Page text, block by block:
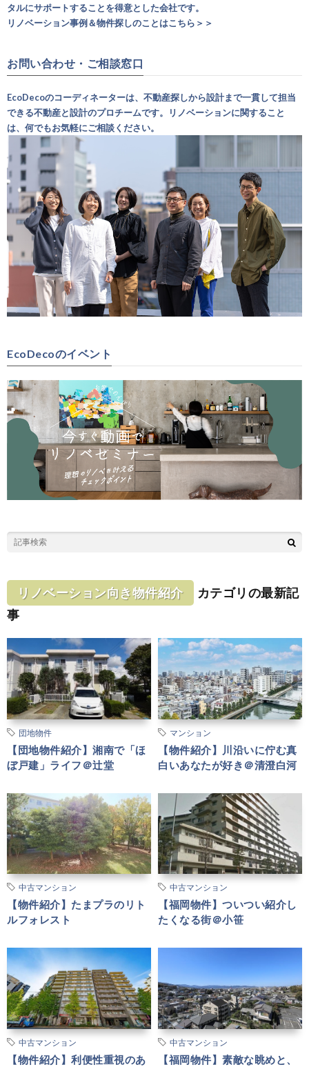
タルにサポートすることを得意とした会社です。
リノベーション事例＆物件探しのことはこちら＞＞
お問い合わせ・ご相談窓口
EcoDecoのコーディネーターは、不動産探しから設計まで一貫して担当
できる不動産と設計のプロチームです。リノベーションに関すること
は、何でもお気軽にご相談ください。
EcoDecoのイベント
リノベーション向き物件紹介
カテゴリの最新記
事
団地物件
【団地物件紹介】湘南で「ほ
ぼ戸建」ライフ＠辻堂
マンション
【物件紹介】川沿いに佇む真
白いあなたが好き＠清澄白河
中古マンション
【物件紹介】たまプラのリト
ルフォレスト
中古マンション
【福岡物件】ついつい紹介し
たくなる街＠小笹
中古マンション
【物件紹介】利便性重視のあ
中古マンション
【福岡物件】素敵な眺めと、